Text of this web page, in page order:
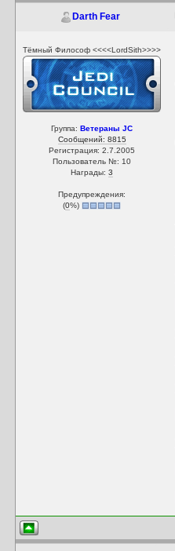
Darth Fear
Тёмный Философ <<<<LordSith>>>>
Группа:Ветераны JC
Сообщений: 8815
Регистрация: 2.7.2005
Пользователь №: 10
Награды:3
Предупреждения:
(0%)